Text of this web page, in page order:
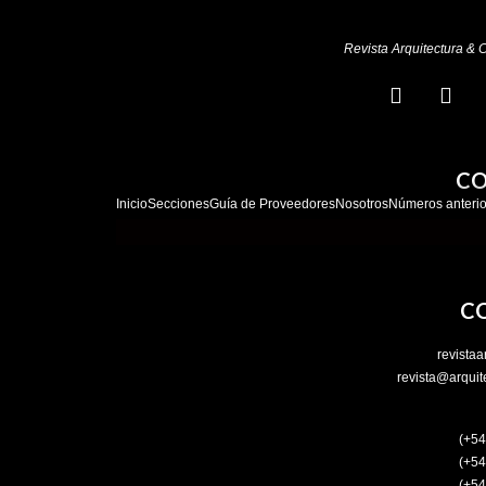
Revista Arquitectura &
InicioSeccionesGuía de ProveedoresNosotrosNúmeros